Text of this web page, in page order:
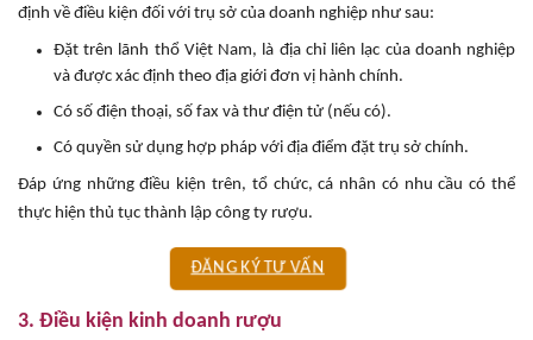
định về điều kiện đối với trụ sở của doanh nghiệp như sau:
Đặt trên lãnh thổ Việt Nam, là địa chỉ liên lạc của doanh nghiệp
và được xác định theo địa giới đơn vị hành chính.
Có số điện thoại, số fax và thư điện tử (nếu có).
Có quyền sử dụng hợp pháp với địa điểm đặt trụ sở chính.
Đáp ứng những điều kiện trên, tổ chức, cá nhân có nhu cầu có thể
thực hiện thủ tục thành lập công ty rượu.
ĐĂNG KÝ TƯ VẤN
3. Điều kiện kinh doanh rượu